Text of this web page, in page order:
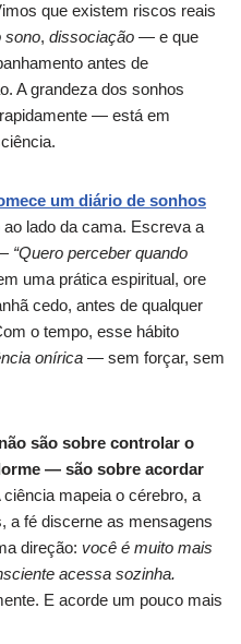
que existem riscos reais
sono, dissociação — e que
antes de
A grandeza dos sonhos
— está em
um diário de sonhos
lado da cama. Escreva a
“Quero perceber quando
uma prática espiritual, ore
cedo, antes de qualquer
o tempo, esse hábito
onírica — sem forçar, sem
são sobre controlar o
— são sobre acordar
ciência mapeia o cérebro, a
a fé discerne as mensagens
direção: você é muito mais
acessa sozinha.
E acorde um pouco mais